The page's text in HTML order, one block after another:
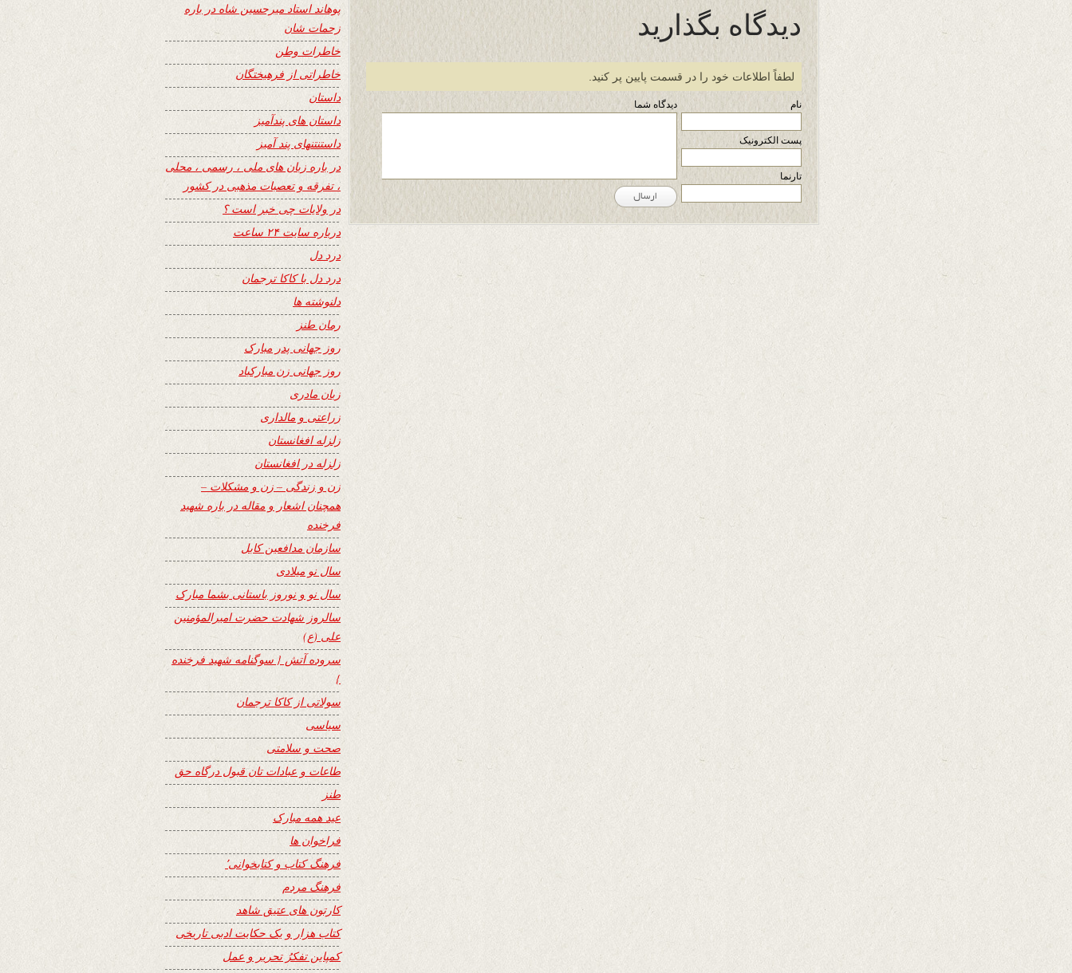
دیدگاه بگذارید
لطفاً اطلاعات خود را در قسمت پایین پر کنید.
نام
پست الکترونیک
تارنما
دیدگاه شما
پوهاند استاد میرحسین شاه در باره
زحمات شان
خاطرات وطن
خاطراتی از فرهیختگان
داستان
داستان های پندآمیز
داستنتنهای پند آمیز
در باره زبان های ملی ، رسمی ، محلی
، تفرقه و تعصبات مذهبی در کشور
در ولایات چی خبر است ؟
درباره سایت ۲۴ ساعت
درد دل
درد دل با کاکا ترجمان
دلنوشته ها
رمان طنز
روز جهانی پدر مبارک
روز جهانی زن مبارکباد
زبان مادری
زراعتی و مالداری
زلزله افغانستان
زلزله در افغانستان
زن و زندگی – زن و مشکلات –
همچنان اشعار و مقاله در باره شهید
فرخنده
سازمان مدافعین کابل
سال نو میلادی
سال نو و نوروز باستانی بشما مبارک
سالروز شهادت حضرت امیرالمؤمنین
علی (ع)
سروده آتش { سوگنامه شهید فرخنده
}
سولاتی از کاکا ترجمان
سیاسی
صحت و سلامتی
طاعات و عبادات تان قبول درگاه حق
طنز
عید همه مبارک
فراخوان ها
فرهنگ کتاب و کتابخوانی٬
فرهنگ مردم
کارتون های عتیق شاهد
کتاب هزار و یک حکایت ادبی تاریخی
کمپاین تفکرُ تحریر و عمل